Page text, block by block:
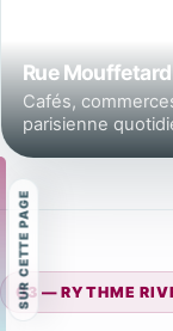
Rue Mouffetard
Cafés,
parisienne
03 — RYTHME